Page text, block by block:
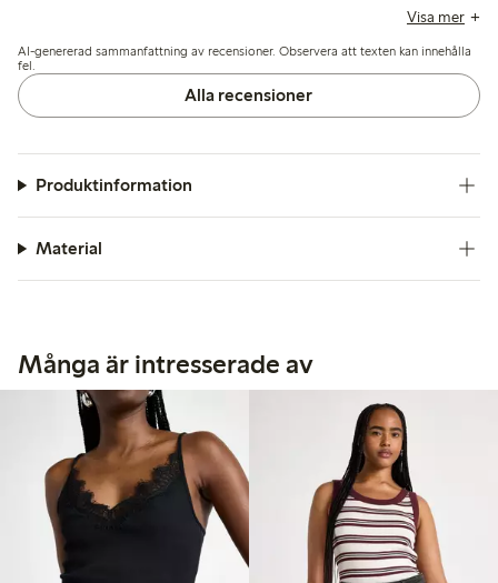
Visa mer
AI-genererad sammanfattning av recensioner. Observera att texten kan innehålla
fel.
Alla recensioner
Produktinformation
Material
Många är intresserade av